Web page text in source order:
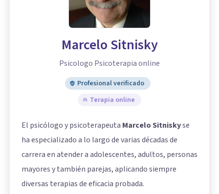
Marcelo Sitnisky
Psicologo Psicoterapia online
Profesional verificado
Terapia online
El psicólogo y psicoterapeuta Marcelo Sitniskyse
ha especializado a lo largo de varias décadas de
carrera en atender a adolescentes, adultos, personas
mayores y también parejas, aplicando siempre
diversas terapias de eficacia probada.